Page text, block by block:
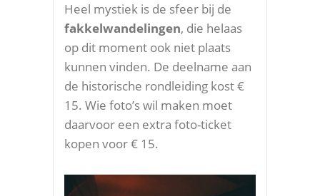
Heel mystiek is de sfeer bij de
fakkelwandelingen, die helaas
op dit moment ook niet plaats
kunnen vinden. De deelname aan
de historische rondleiding kost €
15. Wie foto’s wil maken moet
daarvoor een extra foto-ticket
kopen voor € 15.